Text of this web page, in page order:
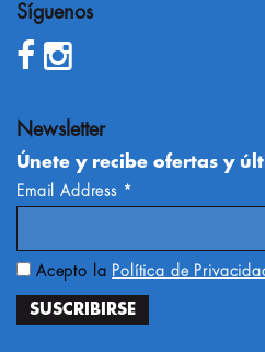
Síguenos
Newsletter
Únete y recibe ofertas y
Email Address *
Acepto la Política de